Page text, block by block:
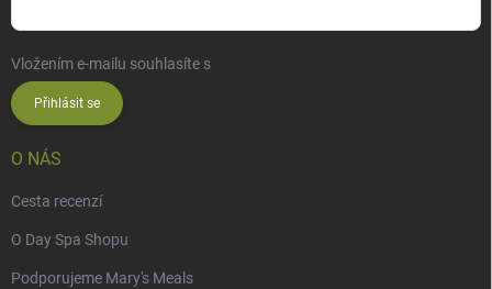
Vložením e-mailu souhlasíte s
Přihlásit se
O NÁS
Cesta recenzí
O Day Spa Shopu
Podporujeme Mary's Meals